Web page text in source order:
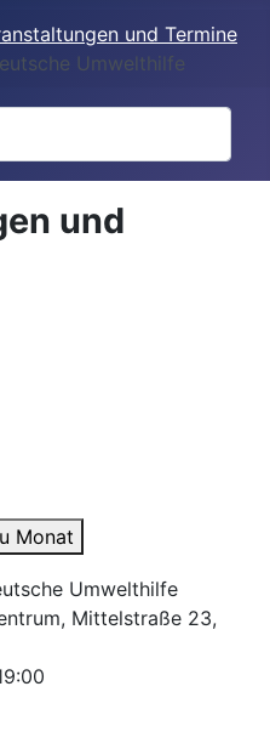
und Termine
Umwelthilfe
und
Monat
Umwelthilfe
Mittelstraße 23,